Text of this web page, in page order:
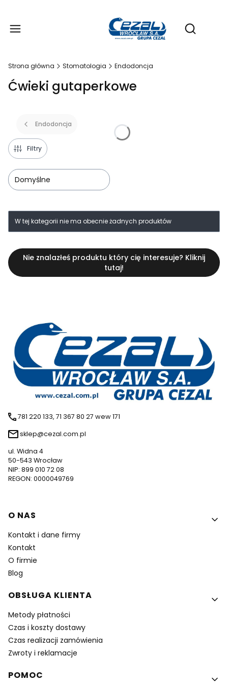
Otwórz
Strona główna Stomatologia Endodoncja
Ćwieki gutaperkowe
Endodoncja
Filtry
Domyślne
Lista produktów
W tej kategorii nie ma obecnie żadnych produktów
Nie znalazłeś produktu który cię interesuje? Kliknij
tutaj!
781 220 133, 71 367 80 27 wew 171
sklep@cezal.com.pl
ul. Widna 4
50-543 Wrocław
NIP: 899 010 72 08
REGON: 0000049769
Linki w stopce
O NAS
Kontakt i dane firmy
Kontakt
O firmie
Blog
OBSŁUGA KLIENTA
Metody płatności
Czas i koszty dostawy
Czas realizacji zamówienia
Zwroty i reklamacje
POMOC